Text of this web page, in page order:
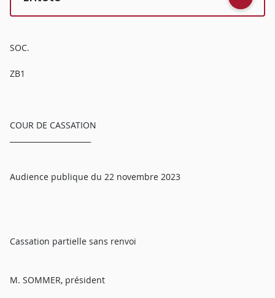
SOC.
ZB1
COUR DE CASSATION
Audience publique du 22 novembre 2023
Cassation partielle sans renvoi
M. SOMMER, président